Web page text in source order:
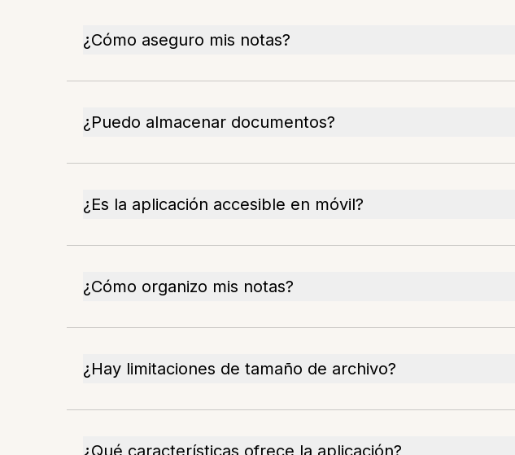
¿Cómo aseguro mis notas?
¿Puedo almacenar documentos?
¿Es la aplicación accesible en móvil?
¿Cómo organizo mis notas?
¿Hay limitaciones de tamaño de archivo?
¿Qué características ofrece la aplicación?